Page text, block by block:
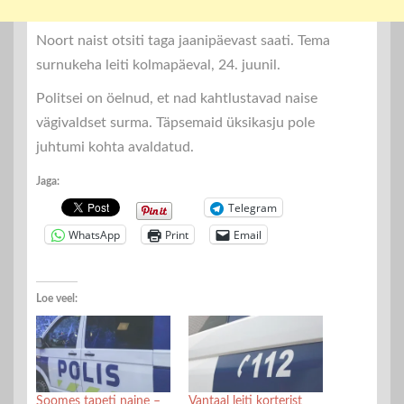
Noort naist otsiti taga jaanipäevast saati. Tema
surnukeha leiti kolmapäeval, 24. juunil.
Politsei on öelnud, et nad kahtlustavad naise
vägivaldset surma. Täpsemaid üksikasju pole
juhtumi kohta avaldatud.
Jaga:
Telegram
WhatsApp
Print Email
Loe veel: